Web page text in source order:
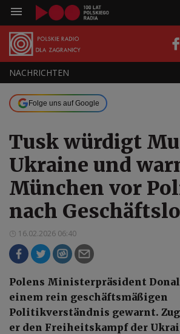
NACHRICHTEN
Folge uns auf Google
Tusk würdigt
Ukraine und
München vor
nach
16.02.2026 06:40
Polens Ministerpräsident
einem rein geschäftsmäßigen
Politikverständnis gewarnt.
er den Freiheitskampf der